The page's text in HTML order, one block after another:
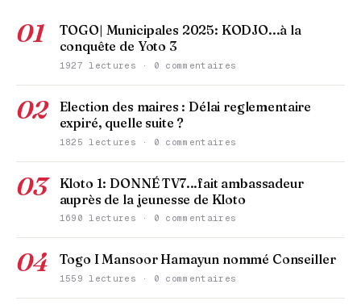
01
TOGO| Municipales 2025: KODJO...à la
conquête de Yoto 3
1927 lectures · 0 commentaires
02
Election des maires : Délai reglementaire
expiré, quelle suite ?
1825 lectures · 0 commentaires
03
Kloto 1: DONNÉ TV7...fait ambassadeur
auprès de la jeunesse de Kloto
1690 lectures · 0 commentaires
04 Togo I Mansoor Hamayun nommé Conseiller
1559 lectures · 0 commentaires